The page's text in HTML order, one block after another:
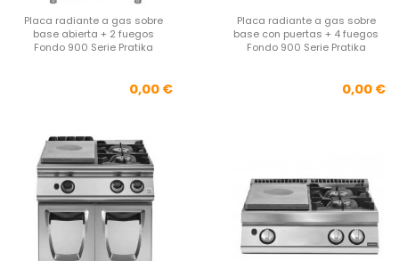
Placa radiante a gas sobre
base abierta + 2 fuegos
Fondo 900 Serie Pratika
Precio
0,00 €
Placa radiante a gas sobre
base con puertas + 4 fuegos
Fondo 900 Serie Pratika
0,00 €